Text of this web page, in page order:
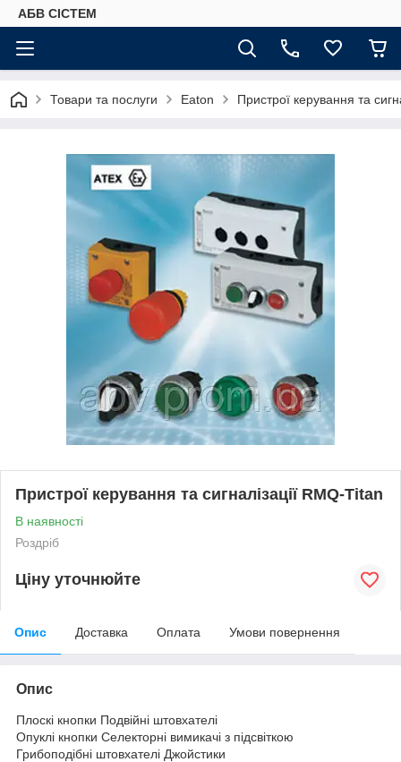
АБВ СІСТЕМ
Товари та послуги Eaton Пристрої керування та
Пристрої керування та сигналізації RMQ-Titan
В наявності
Роздріб
Ціну уточнюйте
Опис Доставка Оплата Умови повернення
Опис
Плоскі кнопки Подвійні штовхателі
Опуклі кнопки Селекторні вимикачі з підсвіткою
Грибоподібні штовхателі Джойстики